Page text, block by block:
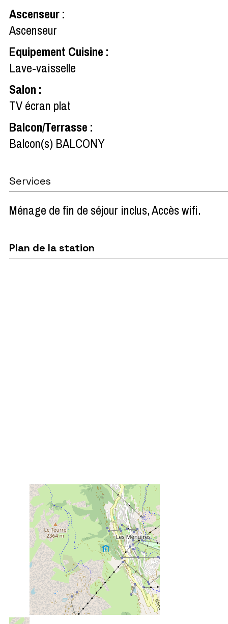
Ascenseur:
Ascenseur
Equipement Cuisine :
Lave-vaisselle
Salon :
TV écran plat
Balcon/Terrasse :
Balcon(s) BALCONY
Services
Ménage de fin de séjour inclus Accès wifi
Plan de la station